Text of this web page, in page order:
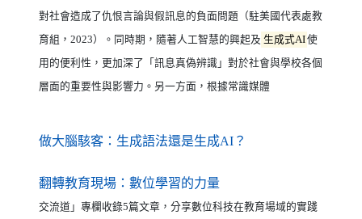
對社會造成了仇恨言論與假訊息的負面問題（駐美國代表處教
育組，2023）。同時期，隨著人工智慧的興起及 生成式AI使
用的便利性，更加深了「訊息真偽辨識」對於社會與學校各個
層面的重要性與影響力。另一方面，根據常識媒體
做大腦駭客：生成語法還是生成AI？
翻轉教育現場：數位學習的力量（另開新視窗）
交流道」專欄收錄5篇文章，分享數位科技在教育場域的實踐